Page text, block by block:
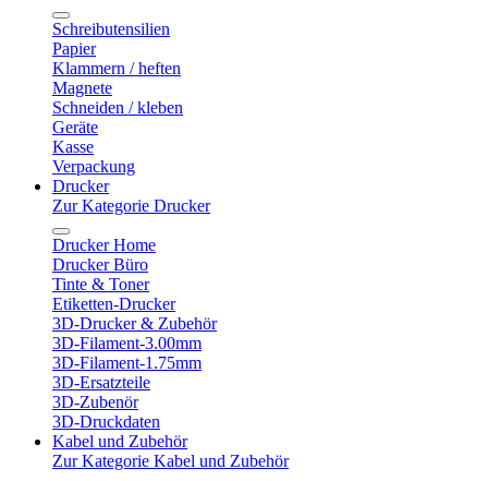
Schreibutensilien
Papier
Klammern / heften
Magnete
Schneiden / kleben
Geräte
Kasse
Verpackung
Drucker
Zur Kategorie Drucker
Drucker Home
Drucker Büro
Tinte & Toner
Etiketten-Drucker
3D-Drucker & Zubehör
3D-Filament-3.00mm
3D-Filament-1.75mm
3D-Ersatzteile
3D-Zubenör
3D-Druckdaten
Kabel und Zubehör
Zur Kategorie Kabel und Zubehör